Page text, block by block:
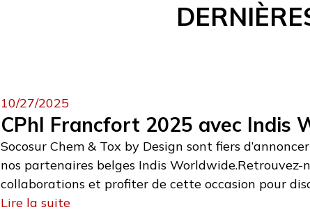
10/27/2025
CPhI Francfort 2025 avec Indis
Socosur Chem & Tox by Design sont fiers
nos partenaires belges Indis
collaborations et profiter de cette occasion pour
réglementaire.Si vous prévoyez d’assister à
Lire la suite